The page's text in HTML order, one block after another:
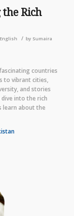
Rich
English / by Sumaira
countries
to vibrant cities,
and stories
into the rich
learn about the